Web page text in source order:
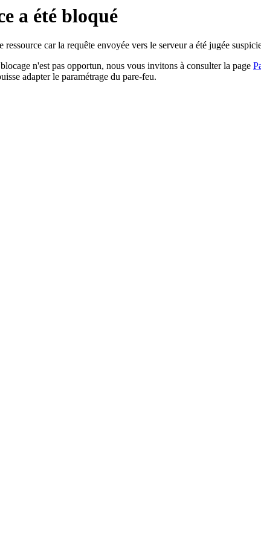
a été bloqué
car la requête envoyée vers le serveur a été jugée
n'est pas opportun, nous vous invitons à consulter la page
adapter le paramétrage du pare-feu.